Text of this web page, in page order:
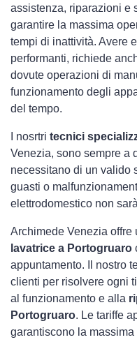
assistenza, riparazioni e
garantire la massima
tempi di inattività. Avere
performanti, richiede
dovute operazioni di
funzionamento degli
del tempo.
I nosrtri tecnici
Venezia, sono sempre a
necessitano di un valido
guasti o
elettrodomestico non
Archimede Venezia offre
lavatrice a Portogruaro
appuntamento. Il nostro
clienti per risolvere ogni
al funzionamento e alla
Portogruaro. Le tariffe
garantiscono la